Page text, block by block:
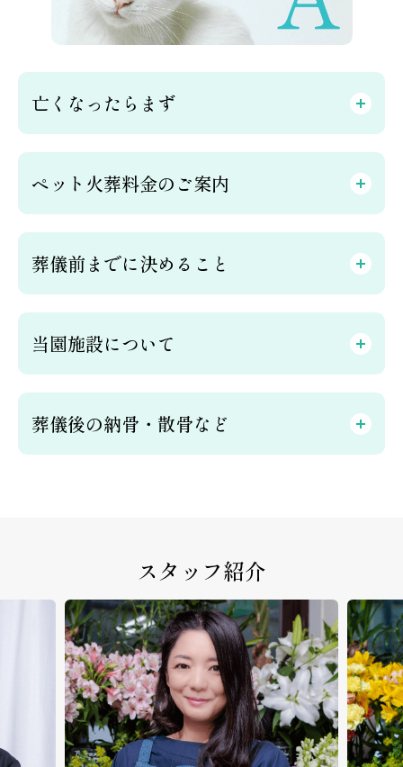
亡くなったらまず
ペット火葬料金のご案内
葬儀前までに決めること
当園施設について
葬儀後の納骨・散骨など
スタッフ紹介